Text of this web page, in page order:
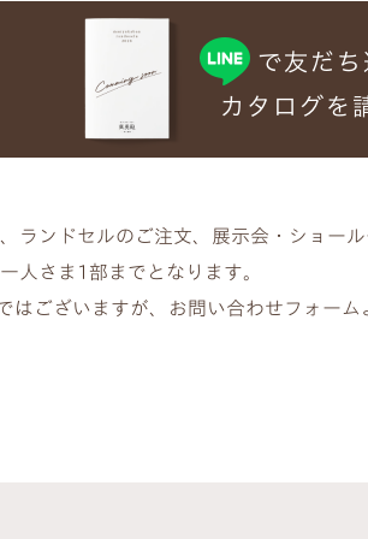
ランドセルのご注文、展示会・ショー
人さま1部までとなります。
はございますが、お問い合わせフォーム